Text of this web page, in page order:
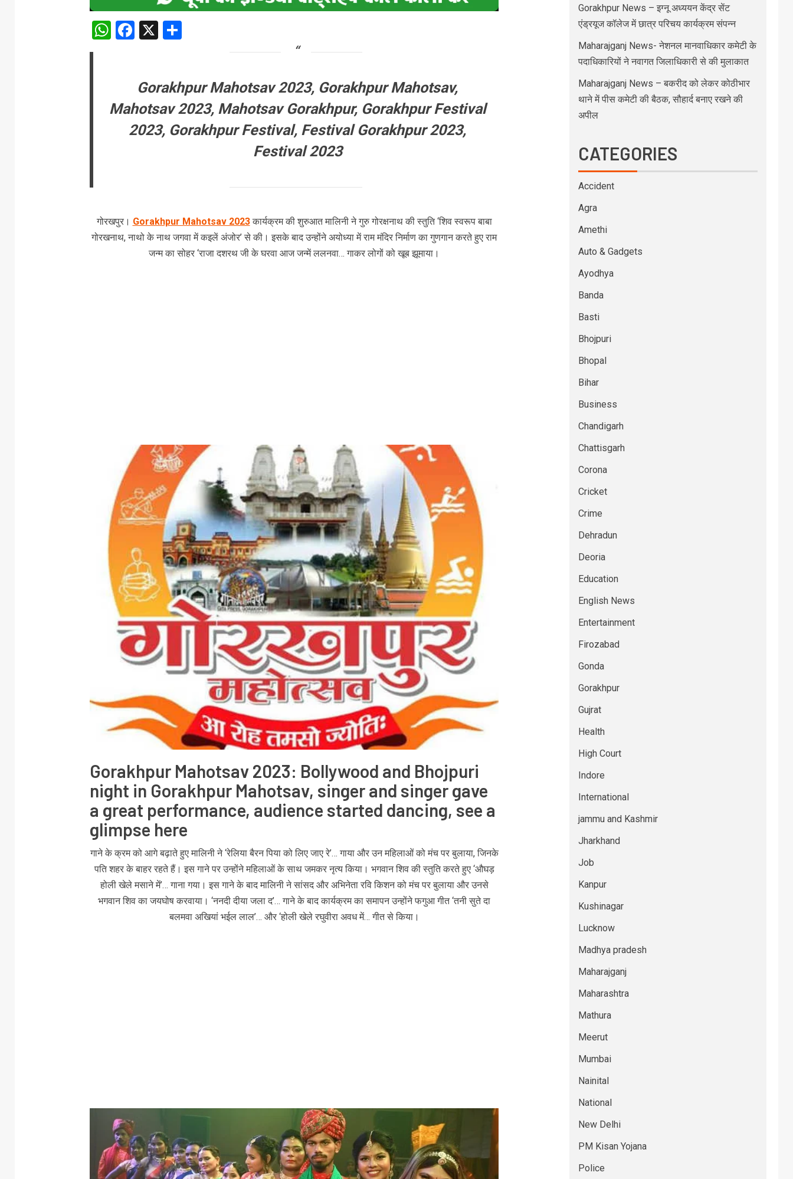
WhatsApp
Facebook
X
Gorakhpur Mahotsav 2023, Gorakhpur Mahotsav,
Mahotsav 2023, Mahotsav Gorakhpur, Gorakhpur Festival
2023, Gorakhpur Festival, Festival Gorakhpur 2023,
Festival 2023
गोरखपुर। Gorakhpur Mahotsav 2023कार्यक्रम की शुरुआत मालिनी ने गुरु गोरक्षनाथ की स्तुति ‘शिव स्वरूप बाबा
गोरखनाथ, नाथो के नाथ जगवा में कइलें अंजोर’ से की। इसके बाद उन्होंने अयोध्या में राम मंदिर निर्माण का गुणगान करते हुए राम
जन्म का सोहर ‘राजा दशरथ जी के घरवा आज जन्में ललनवा… गाकर लोगों को खूब झूमाया।
Gorakhpur Mahotsav 2023: Bollywood and Bhojpuri
night in Gorakhpur Mahotsav, singer and singer gave
a great performance, audience started dancing, see a
glimpse here
गाने के क्रम को आगे बढ़ाते हुए मालिनी ने ‘रेलिया बैरन पिया को लिए जाए रे’… गाया और उन महिलाओं को मंच पर बुलाया, जिनके
पति शहर के बाहर रहते हैं। इस गाने पर उन्होंने महिलाओं के साथ जमकर नृत्य किया। भगवान शिव की स्तुति करते हुए ‘औघड़
होली खेले मसाने में’… गाना गया। इस गाने के बाद मालिनी ने सांसद और अभिनेता रवि किशन को मंच पर बुलाया और उनसे
भगवान शिव का जयघोष करवाया। ‘ननदी दीया जला द’… गाने के बाद कार्यक्रम का समापन उन्होंने फगुआ गीत ‘तनी सुते दा
बलमवा अखियां भईल लाल’… और ‘होली खेले रघुवीरा अवध में… गीत से किया।
Gorakhpur News – इग्नू अध्ययन केंद्र सेंट
एंड्रयूज कॉलेज में छात्र परिचय कार्यक्रम संपन्न
Maharajganj News- नेशनल मानवाधिकार कमेटी के
पदाधिकारियों ने नवागत जिलाधिकारी से की मुलाकात
Maharajganj News – बकरीद को लेकर कोठीभार
थाने में पीस कमेटी की बैठक, सौहार्द बनाए रखने की
अपील
CATEGORIES
Accident
Agra
Amethi
Auto & Gadgets
Ayodhya
Banda
Basti
Bhojpuri
Bhopal
Bihar
Business
Chandigarh
Chattisgarh
Corona
Cricket
Crime
Dehradun
Deoria
Education
English News
Entertainment
Firozabad
Gonda
Gorakhpur
Gujrat
Health
High Court
Indore
International
jammu and Kashmir
Jharkhand
Job
Kanpur
Kushinagar
Lucknow
Madhya pradesh
Maharajganj
Maharashtra
Mathura
Meerut
Mumbai
Nainital
National
New Delhi
PM Kisan Yojana
Police